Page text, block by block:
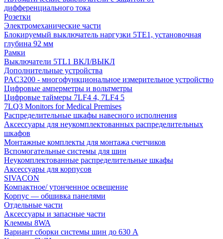
дифференциального тока
Розетки
Электромеханические части
Блокируемый выключатель наргузки 5TE1, установочная
глубина 92 мм
Рамки
Выключатели 5TL1 ВКЛ/ВЫКЛ
Дополнительные устройства
PAC3200 - многофункциональное измерительное устройство
Цифровые амперметры и вольтметры
Цифровые таймеры 7LF4 4, 7LF4 5
7LQ3 Monitors for Medical Premises
Распределительные шкафы навесного исполнения
Аксессуары для неукомплектованных распределительных
шкафов
Монтажные комплекты для монтажа счетчиков
Вспомогательные системы для шин
Неукомплектованные распределительные шкафы
Аксессуары для корпусов
SIVACON
Компактное/ утонченное освещение
Корпус — обшивка панелями
Отдельные части
Аксессуары и запасные части
Клеммы 8WA
Вариант сборки системы шин до 630 A